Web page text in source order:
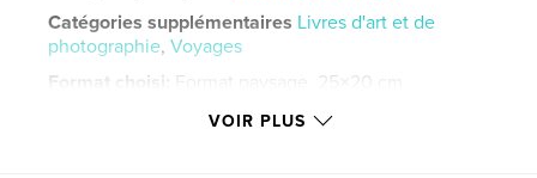
Catégories supplémentaires Livres d'art et de
photographie,Voyages
Format choisi: Format paysage, 25×20 cm
VOIR PLUS